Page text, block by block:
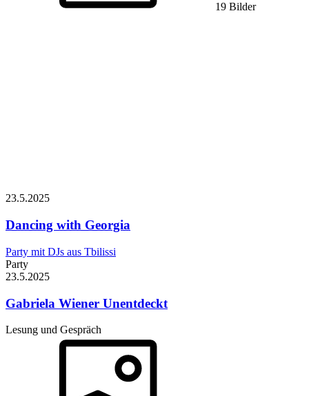
19 Bilder
23.5.2025
Dancing with Georgia
Party mit DJs aus Tbilissi
Party
23.5.2025
Gabriela Wiener Unentdeckt
Lesung und Gespräch